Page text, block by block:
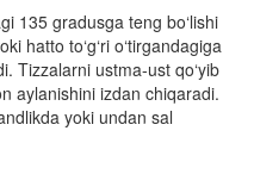
135 gradusga teng bo‘lishi
hatto to‘g‘ri o‘tirgandagiga
Tizzalarni ustma-ust qo‘yib
aylanishini izdan chiqaradi.
yoki undan sal